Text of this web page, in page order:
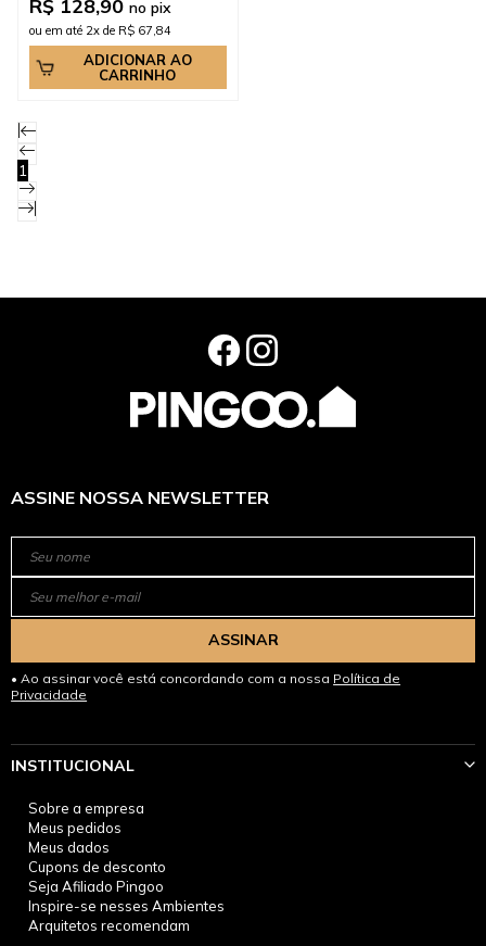
R$ 128,90 no pix
ou em até 2x de R$ 67,84
ADICIONAR AO
CARRINHO
1
ASSINE NOSSA NEWSLETTER
ASSINAR
Ao assinar você está concordando com a nossa Política de
Privacidade
INSTITUCIONAL
Sobre a empresa
Meus pedidos
Meus dados
Cupons de desconto
Seja Afiliado Pingoo
Inspire-se nesses Ambientes
Arquitetos recomendam